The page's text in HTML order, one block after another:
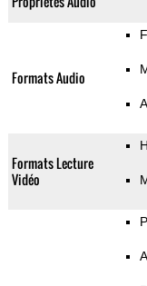
Formats Audio
Formats Lecture
Vidéo